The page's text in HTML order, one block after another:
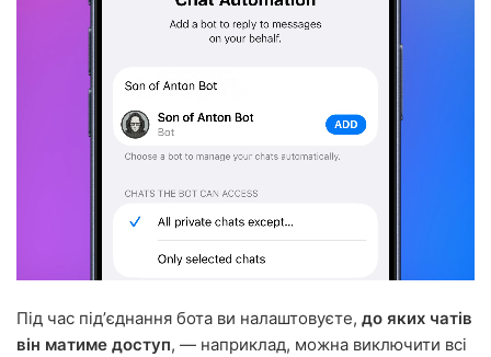
Під час підʼєднання бота ви налаштовуєте, до яких чатів
він матиме доступ, — наприклад, можна виключити всі